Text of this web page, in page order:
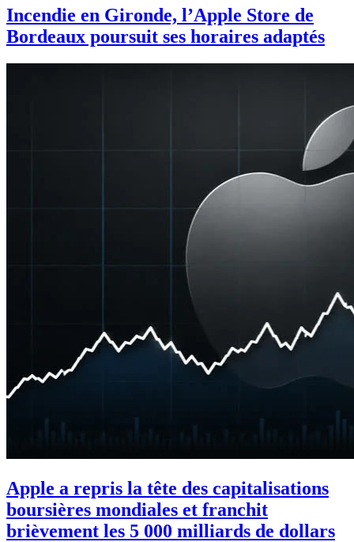
Incendie en Gironde, l’Apple Store de
Bordeaux poursuit ses horaires adaptés
Apple a repris la tête des capitalisations
boursières mondiales et franchit
brièvement les 5 000 milliards de dollars